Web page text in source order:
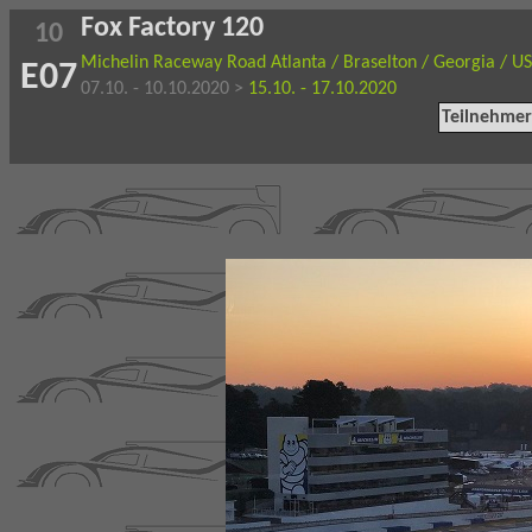
10
E07
Fox Factory 120
Michelin Raceway Road Atlanta / Braselton / Georgia /
07.10. - 10.10.2020 > 15.10. - 17.10.2020
Teilnehmer